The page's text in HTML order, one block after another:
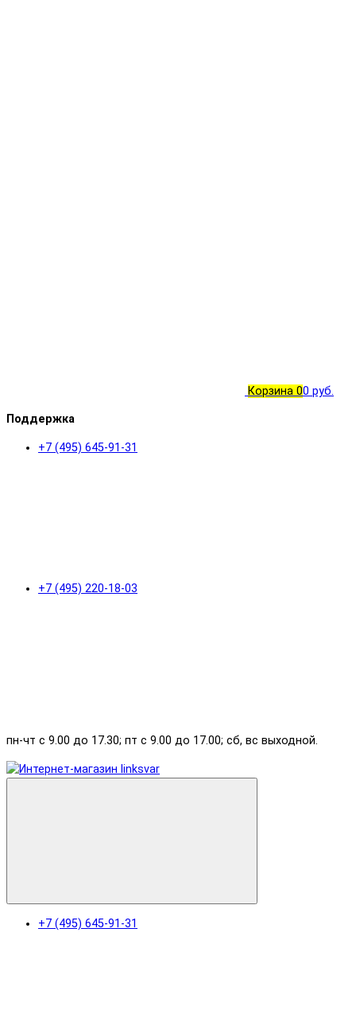
Корзина 00 руб.
Поддержка
+7 (495) 645-91-31
+7 (495) 220-18-03
пн-чт с 9.00 до 17.30; пт с 9.00 до 17.00; сб, вс выходной.
+7 (495) 645-91-31